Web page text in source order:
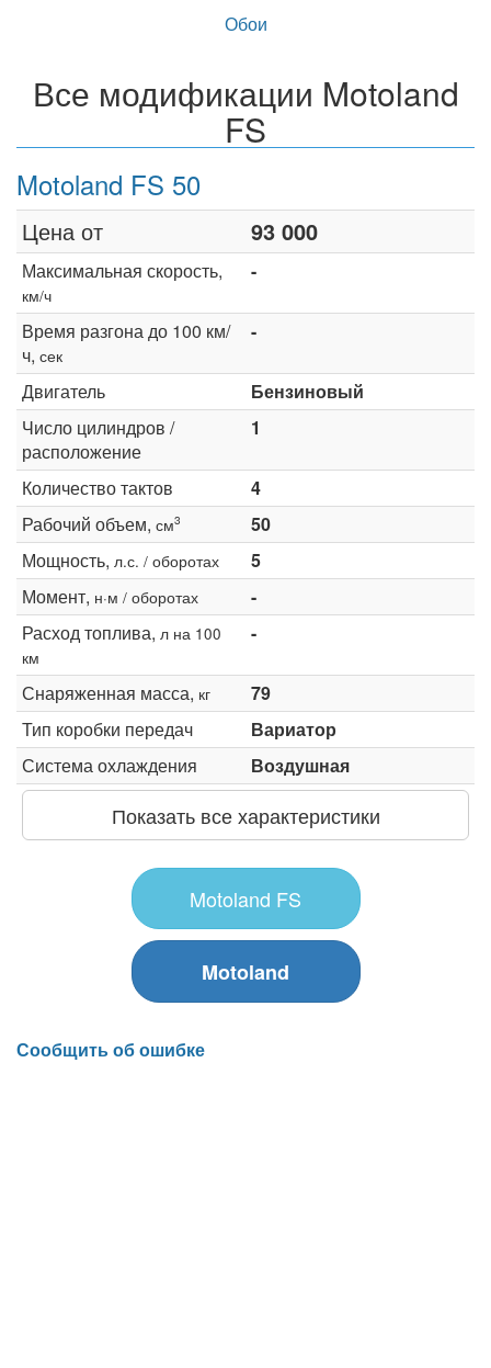
Обои
Все модификации Motoland
FS
Motoland FS 50
Цена от 93 000
Максимальная скорость,
км/ч
-
Время разгона до 100 км/
ч, сек
-
Двигатель
Бензиновый
Число цилиндров /
расположение
1
Количество тактов
4
Рабочий объем, см3
50
Мощность, л.с. / оборотах
5
Момент, н·м / оборотах
-
Расход топлива, л на 100
км
-
Снаряженная масса, кг
79
Тип коробки передач
Вариатор
Система охлаждения
Воздушная
Показать все характеристики
Motoland FS
Motoland
Сообщить об ошибке